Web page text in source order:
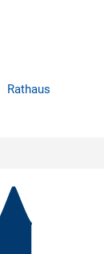
Rathaus